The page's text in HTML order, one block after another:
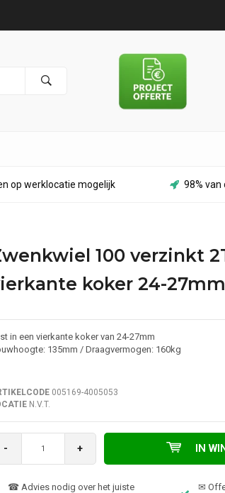
op werklocatie mogelijk 98% van
100 verzinkt
koker 24-
in een vierkante koker van 24-27mm
135mm / Draagvermogen: 160kg
005169-4005053
N.V.T.
- + IN
☎ Advies nodig over het juiste
✉